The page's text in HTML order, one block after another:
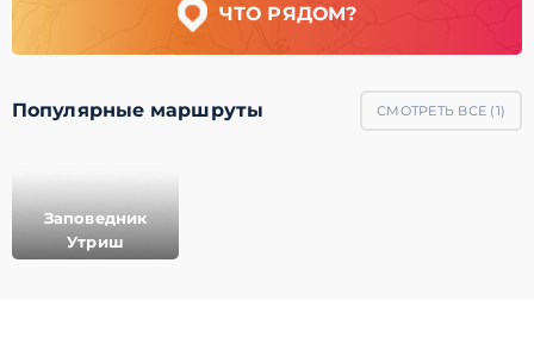
ЧТО РЯДОМ?
Популярные маршруты СМОТРЕТЬ ВСЕ (1)
Заповедник
Утриш